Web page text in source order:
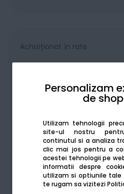
Personalizam
de
Utilizam tehnologii
site-ul nostru
continutul si a analiza
clic mai jos pentru a
acestei tehnologii pe
informatii despre
utilizam si optiunile tale
te rugam sa vizitezi
Achiziționat în rate
Produsele sunt
achizitii publice